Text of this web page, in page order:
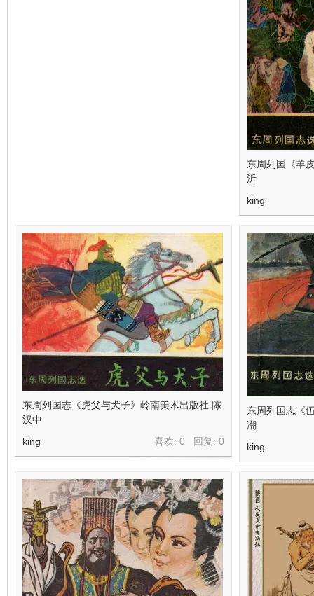
东周列国《羊
沂
king
东周列国志《虎父与犬子》岭南美术出版社 陈
汉中
喜欢: 0 回复: 0
king
东周列国志《
潮
king